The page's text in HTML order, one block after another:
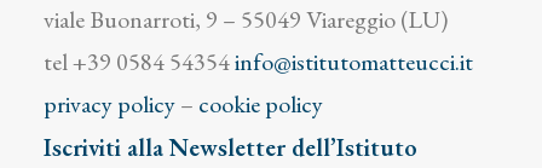
viale Buonarroti, 9 – 55049 Viareggio (LU)
tel +39 0584 54354info@istitutomatteucci.it
privacy policy– cookie policy
Iscriviti alla Newsletter dell’Istituto